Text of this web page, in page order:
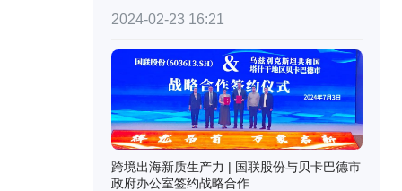
2024-02-23 16:21
跨境出海新质生产力 | 国联股份与贝卡巴德市
政府办公室签约战略合作